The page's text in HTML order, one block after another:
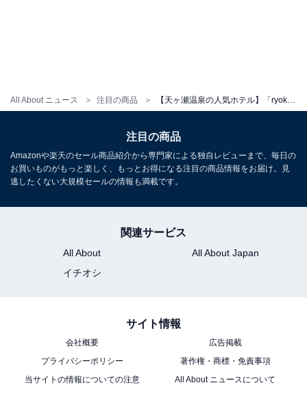
All About ニュース 注目の商品
また、記事中の宿泊プランを予約すると、売上の一部が
オールアバウトに還元されることがあります。
亭みやじま」は波打ち際に建つ全室オーシャン
ビューの宿
注目の商品
Amazonや楽天のセール商品紹介から専門家による独自レビューまで、毎日の
お買いものがもっと楽しく、もっとお得になる注目の商品情報をお届け。見
逃したくない大規模セールの情報も満載です。
関連サービス
All About
All About Japan
イチオシ
サイト情報
会社概要
広告掲載
プライバシーポリシー
著作権・商標・免責事項
当サイトの情報についての注意
All About ニュースについて